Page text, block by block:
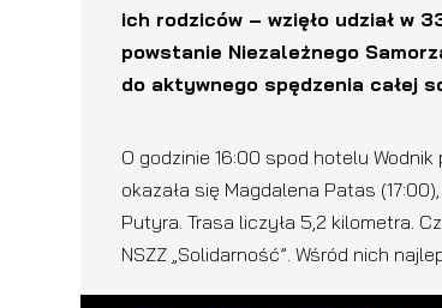
ich rodziców – wzięło udział w
powstanie Niezależnego
do aktywnego spędzenia całej
O godzinie 16:00 spod hotelu
okazała się Magdalena Patas
Putyra. Trasa liczyła 5,2 kilometra.
NSZZ „Solidarność”. Wśród nich